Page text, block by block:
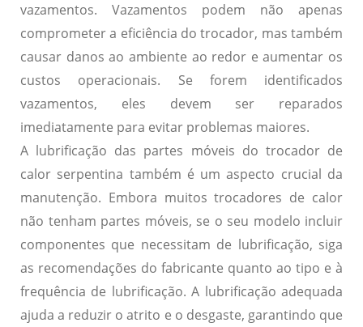
vazamentos. Vazamentos podem não apenas
comprometer a eficiência do trocador, mas também
causar danos ao ambiente ao redor e aumentar os
custos operacionais. Se forem identificados
vazamentos, eles devem ser reparados
imediatamente para evitar problemas maiores.
A lubrificação das partes móveis do trocador de
calor serpentina também é um aspecto crucial da
manutenção. Embora muitos trocadores de calor
não tenham partes móveis, se o seu modelo incluir
componentes que necessitam de lubrificação, siga
as recomendações do fabricante quanto ao tipo e à
frequência de lubrificação. A lubrificação adequada
ajuda a reduzir o atrito e o desgaste, garantindo que